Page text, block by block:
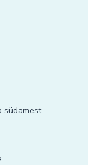
südamest.